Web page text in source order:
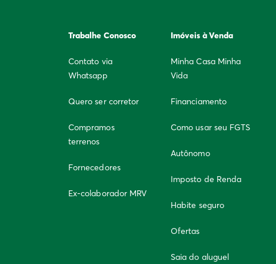
Trabalhe Conosco
Contato via
Whatsapp
Quero ser corretor
Compramos
terrenos
Fornecedores
Ex-colaborador MRV
Imóveis à Venda
Minha Casa Minha
Vida
Financiamento
Como usar seu FGTS
Autônomo
Imposto de Renda
Habite seguro
Ofertas
Saia do aluguel